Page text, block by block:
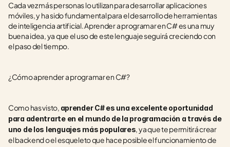
Cada vez más personas lo utilizan para desarrollar aplicaciones
móviles, y ha sido fundamental para el desarrollo de herramientas
de inteligencia artificial. Aprender a programar en C# es una muy
buena idea, ya que el uso de este lenguaje seguirá creciendo con
el paso del tiempo.
¿Cómo aprender a programar en C#?
Como has visto, aprender C# es una excelente oportunidad
para adentrarte en el mundo de la programación a través de
uno de los lenguajes más populares, ya que te permitirá crear
el backend o el esqueleto que hace posible el funcionamiento de